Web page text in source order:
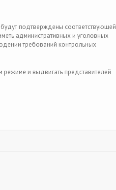
подтверждены соответствующей
административных и уголовных
требований контрольных
и выдвигать представителей